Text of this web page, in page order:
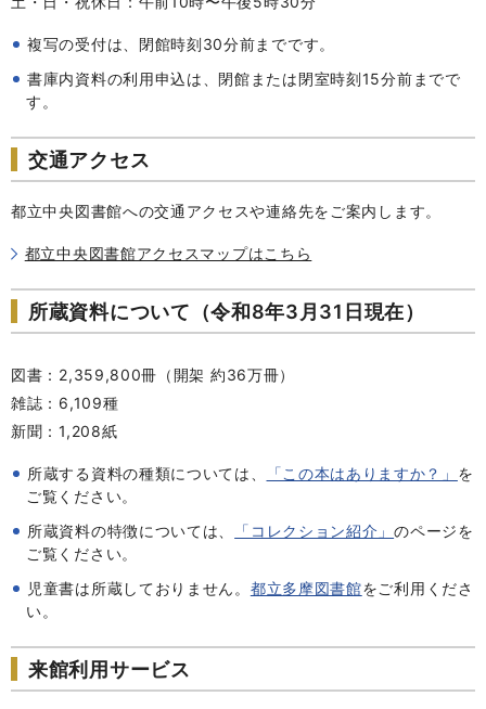
複写の受付は、閉館時刻30分前までです。
書庫内資料の利用申込は、閉館または閉室時刻15分前までで
す。
交通アクセス
都立中央図書館への交通アクセスや連絡先をご案内します。
都立中央図書館アクセスマップはこちら
所蔵資料について（令和8年3月31日現在）
図書：2,359,800冊（開架 約36万冊）
雑誌：6,109種
新聞：1,208紙
所蔵する資料の種類については、 「この本はありますか？」 を
ご覧ください。
所蔵資料の特徴については、
「コレクション紹介」のページを
ご覧ください。
児童書は所蔵しておりません。 都立多摩図書館をご利用くださ
い。
来館利用サービス